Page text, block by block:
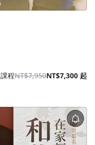
課程NT$7,950NT$7,300 起